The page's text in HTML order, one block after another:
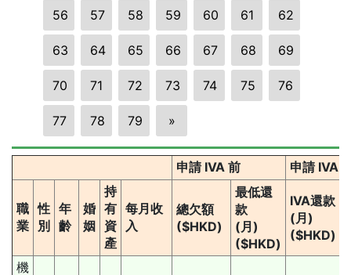
56 57 58 59 60 61 62
63 64 65 66 67 68 69
70 71 72 73 74 75 76
77 78 79 »
申請 IVA 前 申請 IVA
職
業
性
別
年
齡
婚
姻
持
有
資
產
每月收
入
總欠額
($HKD)
最低還
款
(月)
($HKD)
IVA還款
(月)
($HKD)
機